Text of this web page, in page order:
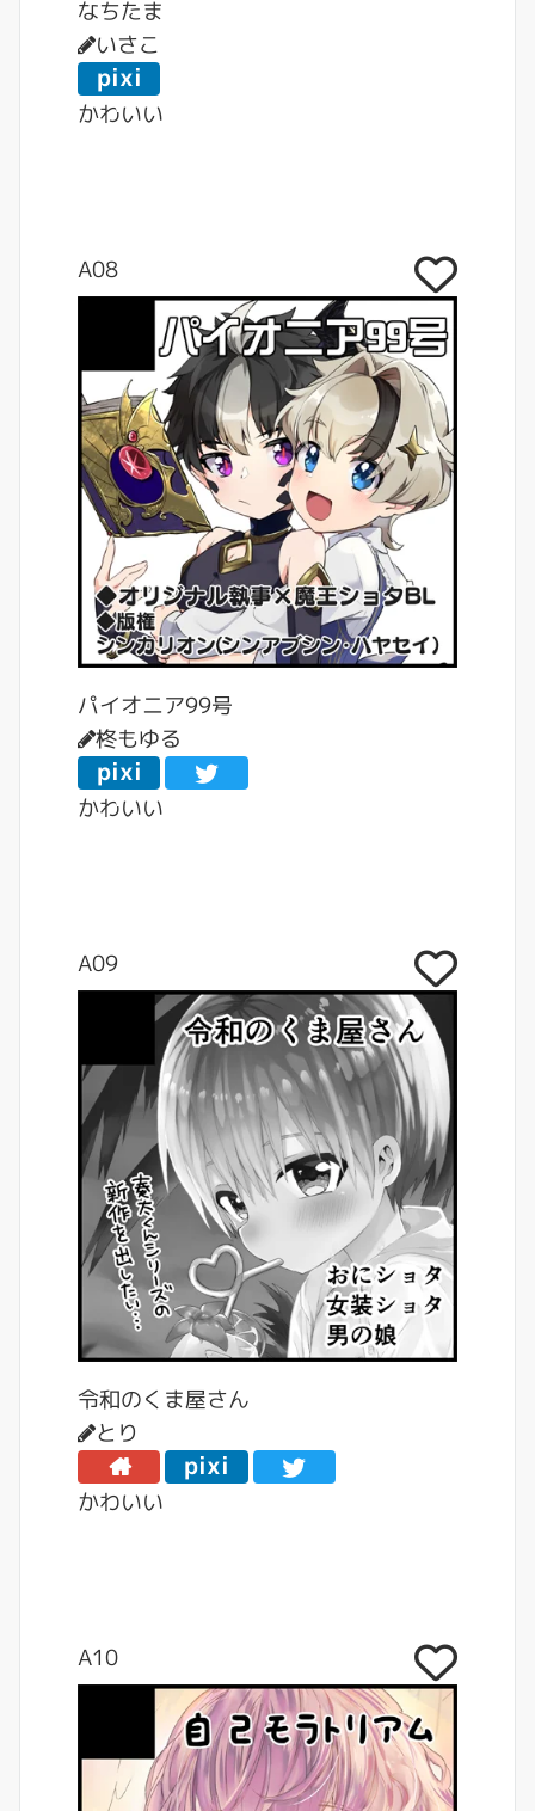
なちたま
いさこ
pixi
v
かわいい
A08
パイオニア99号
柊もゆる
pixi
v
かわいい
A09
令和のくま屋さん
とり
pixi
v
かわいい
A10